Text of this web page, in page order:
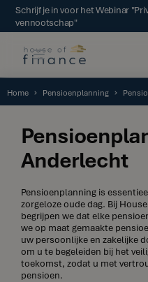
Schrijf je in voor het Webinar
vennootschap"
Home Pensioenplanning
Anderlecht
Pensioenplanning is
zorgeloze oude dag. Bij
begrijpen we dat elke
we op maat gemaakte
uw persoonlijke en zakelijke
om u te begeleiden bij het
toekomst, zodat u met
pensioen.